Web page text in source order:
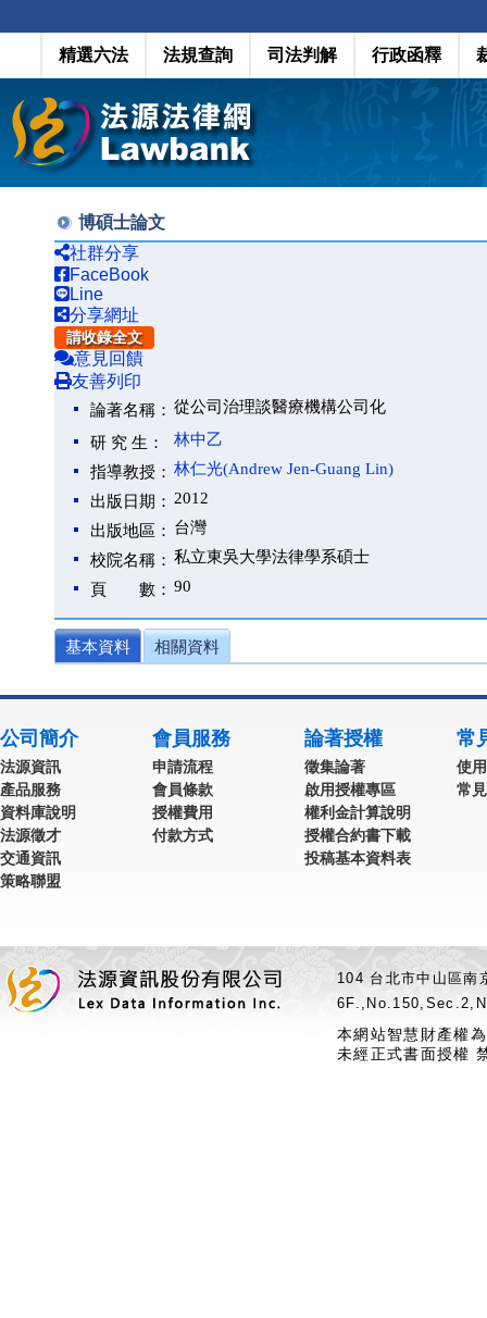
精選六法 法規查詢 司法判解 行政函釋
博碩士論文
社群分享
FaceBook
Line
分享網址
請收錄全文
意見回饋
友善列印
論著名稱： 從公司治理談醫療機構公司化
研 究 生：
林中乙
指導教授： 林仁光(Andrew Jen-Guang Lin)
出版日期： 2012
出版地區： 台灣
校院名稱： 私立東吳大學法律學系碩士
頁 數： 90
基本資料 相關資料
公司簡介
法源資訊
產品服務
資料庫說明
法源徵才
交通資訊
策略聯盟
會員服務
申請流程
會員條款
授權費用
付款方式
論著授權
徵集論著
啟用授權專區
權利金計算說明
授權合約書下載
投稿基本資料表
常
使
常
104 台北市中山區
本網站智慧財產權
未經正式書面授權